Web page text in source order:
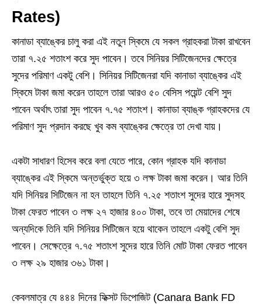
Rates)
কানাডা ব্যাঙ্কের চালু করা এই নতুন স্কিমে যে সকল গ্রাহকরা টাকা রাখবেন
তারা ৭.২৫ শতাংশ করে সুদ পাবেন। তবে সিনিয়র সিটিজেনদের ক্ষেত্রে
সুদের পরিমাণ একটু বেশি। সিনিয়র সিটিজেনরা যদি কানাডা ব্যাঙ্কের এই
স্কিমে টাকা জমা করেন তাহলে তারা আরও ৫০ বেসিস পয়েন্ট বেশি সুদ
পাবেন অর্থাৎ তারা সুদ পাবেন ৭.৭৫ শতাংশ। কানাডা ব্যাঙ্ক গ্রাহকদের যে
পরিমাণ সুদ প্রদান করছে খুব কম ব্যাঙ্কের ক্ষেত্রে তা দেখা যায়।
একটা সাধারণ হিসেব করে বলা যেতে পারে, কোন গ্রাহক যদি কানাডা
ব্যাঙ্কের এই স্কিমে অন্তর্ভুক্ত হয়ে ৩ লক্ষ টাকা জমা করেন। আর তিনি
যদি সিনিয়র সিটিজেন না হন তাহলে তিনি ৭.২৫ শতাংশ সুদের হারে সুদসহ
টাকা ফেরত পাবেন ৩ লক্ষ ২৭ হাজার ৪০০ টাকা, তবে তা মেয়াদের শেষে
অন্যদিকে তিনি যদি সিনিয়র সিটিজেন হয়ে থাকেন তাহলে একটু বেশি সুদ
পাবেন। সেক্ষেত্রে ৭.৭৫ শতাংশ সুদের হারে তিনি মোট টাকা ফেরত পাবেন
৩ লক্ষ ২৯ হাজার ৩৬১ টাকা।
কেবলমাত্র যে ৪৪৪ দিনের ফিক্সট ডিপোজিট (Canara Bank FD